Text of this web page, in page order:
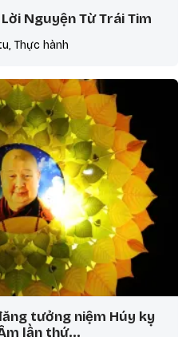
Nguyện Từ Trái Tim
Thực hành
tưởng niệm Húy kỵ
lần thứ…